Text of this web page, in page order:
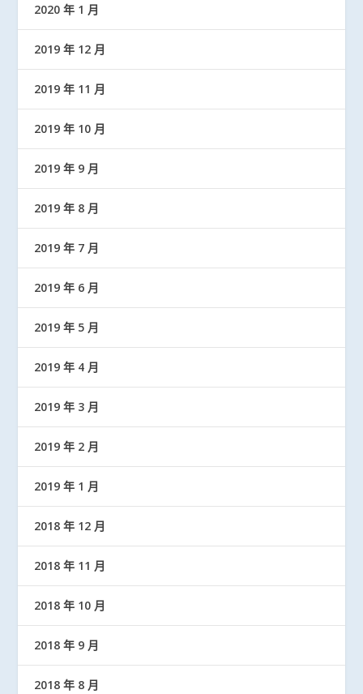
2020 年 1 月
2019 年 12 月
2019 年 11 月
2019 年 10 月
2019 年 9 月
2019 年 8 月
2019 年 7 月
2019 年 6 月
2019 年 5 月
2019 年 4 月
2019 年 3 月
2019 年 2 月
2019 年 1 月
2018 年 12 月
2018 年 11 月
2018 年 10 月
2018 年 9 月
2018 年 8 月